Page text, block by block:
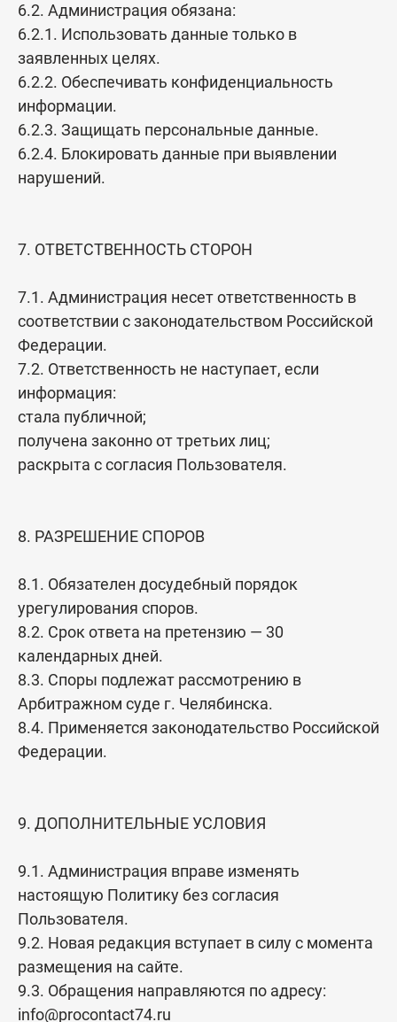
6.2. Администрация обязана:
6.2.1. Использовать данные только в
заявленных целях.
6.2.2. Обеспечивать конфиденциальность
информации.
6.2.3. Защищать персональные данные.
6.2.4. Блокировать данные при выявлении
нарушений.
7. ОТВЕТСТВЕННОСТЬ СТОРОН
7.1. Администрация несет ответственность в
соответствии с законодательством Российской
Федерации.
7.2. Ответственность не наступает, если
информация:
стала публичной;
получена законно от третьих лиц;
раскрыта с согласия Пользователя.
8. РАЗРЕШЕНИЕ СПОРОВ
8.1. Обязателен досудебный порядок
урегулирования споров.
8.2. Срок ответа на претензию — 30
календарных дней.
8.3. Споры подлежат рассмотрению в
Арбитражном суде г. Челябинска.
8.4. Применяется законодательство Российской
Федерации.
9. ДОПОЛНИТЕЛЬНЫЕ УСЛОВИЯ
9.1. Администрация вправе изменять
настоящую Политику без согласия
Пользователя.
9.2. Новая редакция вступает в силу с момента
размещения на сайте.
9.3. Обращения направляются по адресу:
info@procontact74.ru